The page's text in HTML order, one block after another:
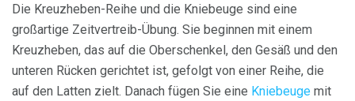
Die Kreuzheben-Reihe und die Kniebeuge sind eine
großartige Zeitvertreib-Übung. Sie beginnen mit einem
Kreuzheben, das auf die Oberschenkel, den Gesäß und den
unteren Rücken gerichtet ist, gefolgt von einer Reihe, die
auf den Latten zielt. Danach fügen Sie eine Kniebeuge mit